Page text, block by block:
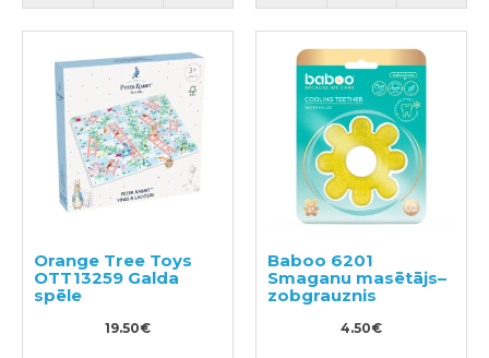
Orange Tree Toys
OTT13259 Galda
spēle
19.50€
Baboo 6201
Smaganu masētājs–
zobgrauznis
4.50€